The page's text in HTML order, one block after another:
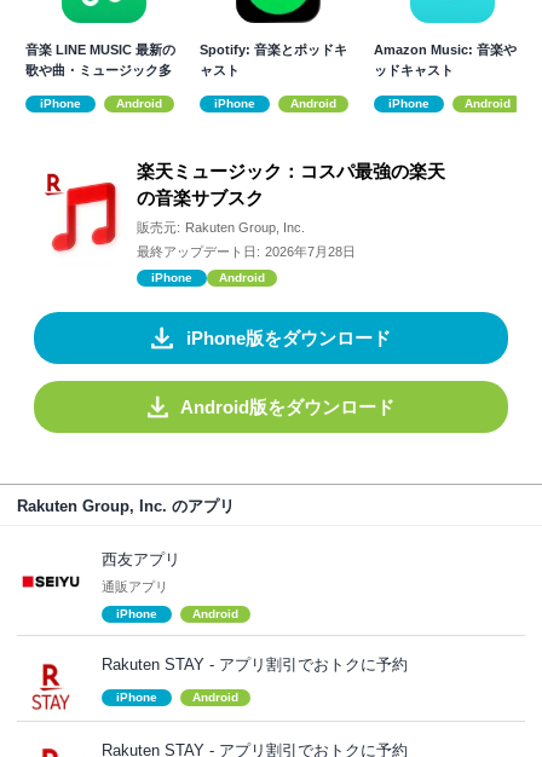
音楽 LINE MUSIC 最新の
歌や曲・ミュージック多
iPhone Android
Spotify: 音楽とポッドキ
ャスト
iPhone Android
Amazon Music: 音楽やポ
ッドキャスト
iPhone Android
楽天ミュージック：コスパ最強の楽天
の音楽サブスク
販売元: Rakuten Group, Inc.
最終アップデート日: 2026年7月28日
iPhone Android
iPhone版をダウンロード
Android版をダウンロード
Rakuten Group, Inc. のアプリ
西友アプリ
通販アプリ
iPhone Android
Rakuten STAY​ - アプリ割引でおトクに予約
iPhone Android
Rakuten STAY - アプリ割引でおトクに予約